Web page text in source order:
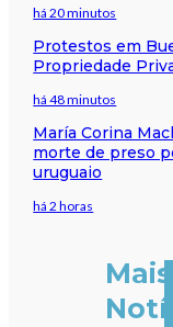
há 20 minutos
Protestos em
Propriedade
há 48 minutos
María Corina
morte de preso
uruguaio
há 2 horas
Mais